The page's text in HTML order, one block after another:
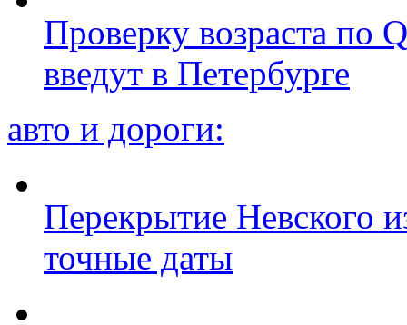
Проверку возраста по
введут в Петербурге
авто и дороги:
Перекрытие Невского
точные даты